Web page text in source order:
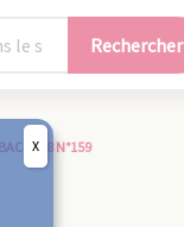
Rechercher
1928 N°159
X